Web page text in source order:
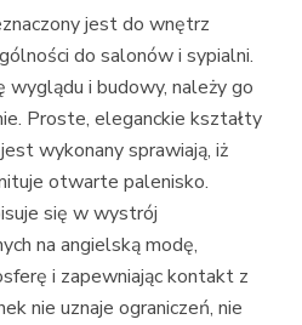
jest do wnętrz
do salonów i sypialni.
i budowy, należy go
Proste, eleganckie kształty
wykonany sprawiają, iż
otwarte palenisko.
się w wystrój
na angielską modę,
i zapewniając kontakt z
nie uznaje ograniczeń, nie